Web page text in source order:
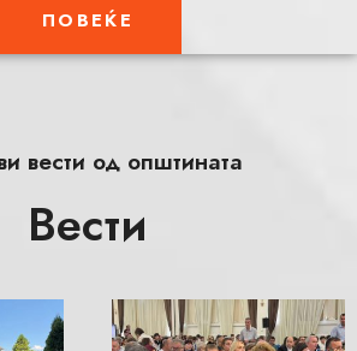
ПОВЕЌЕ
вести од општината
Вести